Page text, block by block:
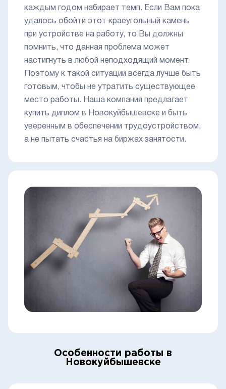
каждым годом набирает темп. Если Вам пока
удалось обойти этот краеугольный камень
при устройстве на работу, то Вы должны
помнить, что данная проблема может
настигнуть в любой неподходящий момент.
Поэтому к такой ситуации всегда лучше быть
готовым, чтобы не утратить существующее
место работы. Наша компания предлагает
купить диплом в Новокуйбышевске и быть
уверенным в обеспечении трудоустройством,
а не пытать счастья на биржах занятости.
Особенности работы в
Новокуйбышевске